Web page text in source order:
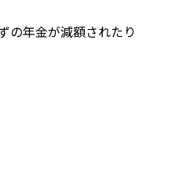
の年金が減額されたり